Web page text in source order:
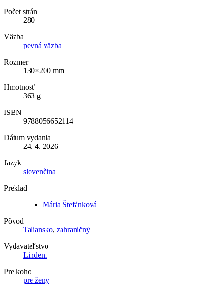
Počet strán
280
Väzba
pevná väzba
Rozmer
130×200 mm
Hmotnosť
363 g
ISBN
9788056652114
Dátum vydania
24. 4. 2026
Jazyk
slovenčina
Preklad
Mária Štefánková
Pôvod
Taliansko, zahraničný
Vydavateľstvo
Lindeni
Pre koho
pre ženy